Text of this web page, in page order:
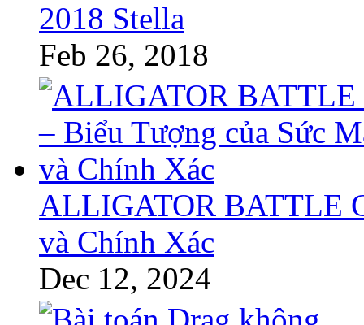
2018 Stella
Feb 26, 2018
ALLIGATOR BATTLE
và Chính Xác
Dec 12, 2024